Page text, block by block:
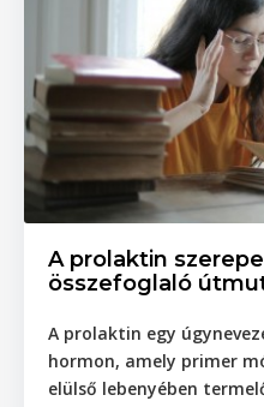
A prolaktin
összefoglaló
A prolaktin egy
hormon, amely primer
elülső lebenyében